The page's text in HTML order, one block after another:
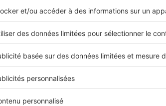
colocataire étudiant étant cotitulaire du bail
. Le bailleur doit apprécier les
aux plafonds des loyers pour une personne
à charge.
BOI-IR-RICI-230-40-10
BOI-BAREME-000017 du 19/05/2022